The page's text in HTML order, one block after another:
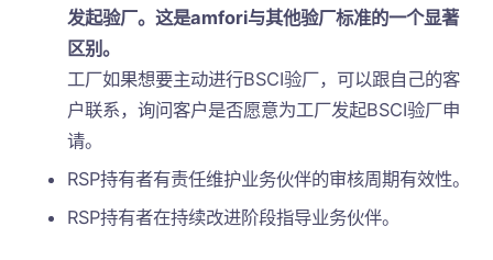
发起验厂。这是amfori与其他验厂标准的一个显著
区别。
工厂如果想要主动进行BSCI验厂，可以跟自己的客
户联系，询问客户是否愿意为工厂发起BSCI验厂申
请。
RSP持有者有责任维护业务伙伴的审核周期有效性。
RSP持有者在持续改进阶段指导业务伙伴。